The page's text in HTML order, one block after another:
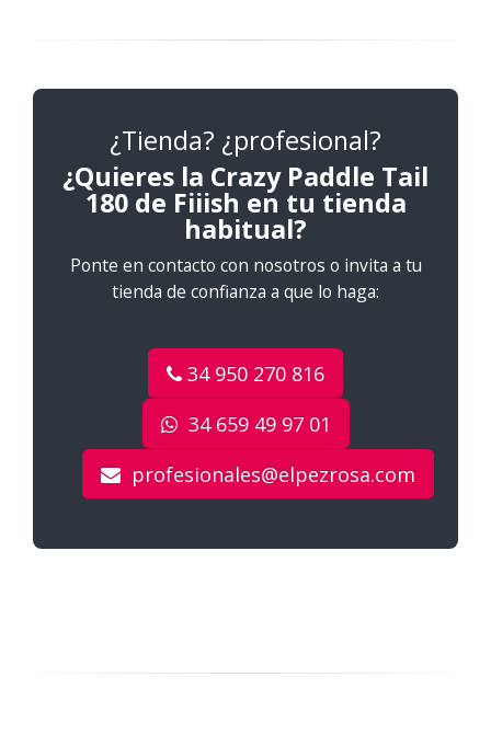
¿Tienda? ¿profesional?
¿Quieres la Crazy Paddle Tail
180 de Fiiish en tu tienda
habitual?
Ponte en contacto con nosotros o invita a tu
tienda de confianza a que lo haga:
34 950 270 816
34 659 49 97 01
profesionales@elpezrosa.com